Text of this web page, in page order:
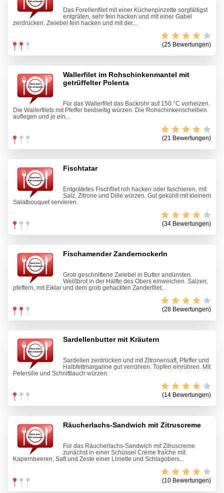
Das Forellenfilet mit einer Küchenpinzette sorgfältigst
entgräten, sehr fein hacken und mit einer Gabel
zerdrücken. Zwiebel fein hacken und mit der...
(25 Bewertungen)
Wallerfilet im Rohschinkenmantel mit
getrüffelter Polenta
Für das Wallerfilet das Backrohr auf 150 °C vorheizen.
Die Wallerfilets mit Pfeffer beidseitig würzen. Die Rohschinkenscheiben
auflegen und je ein...
(21 Bewertungen)
Fischtatar
Entgrätetes Fischfilet roh hacken oder faschieren, mit
Salz, Zitrone und Dille würzen. Gut gekühlt mit kleinem
Salatbouquet servieren.
(34 Bewertungen)
Fischamender Zandernockerln
Grob geschnittene Zwiebel in Butter andünsten.
Weißbrot in der Hälfte des Obers einweichen. Salzen,
pfeffern, mit Eiklar und dem grob gehackten Zanderfilet...
(28 Bewertungen)
Sardellenbutter mit Kräutern
Sardellen zerdrücken und mit Zitronensaft, Pfeffer und
Halbfettmargarine gut verrühren. Topfen einrühren. Mit
Petersilie und Schnittlauch würzen.
(14 Bewertungen)
Räucherlachs-Sandwich mit Zitruscreme
Für das Räucherlachs-Sandwich mit Zitruscreme
zunächst in einer Schüssel Crème fraîche mit
Kapernbeeren, Saft und Zeste einer Limette und Schlagobers...
(10 Bewertungen)